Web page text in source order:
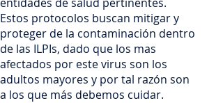
Estos protocolos buscan mitigar y
proteger de la contaminación dentro
de las ILPIs, dado que los mas
afectados por este virus son los
adultos mayores y por tal razón son
a los que más debemos cuidar.